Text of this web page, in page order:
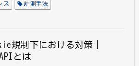
ス 計測手法
規制下における対策｜
とは